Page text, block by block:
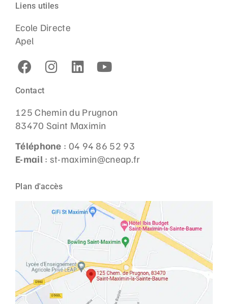
Liens utiles
Ecole Directe
Apel
Contact
125 Chemin du Prugnon
83470 Saint Maximin
Téléphone : 04 94 86 52 93
E-mail : st-maximin@cneap.fr
Plan d'accès